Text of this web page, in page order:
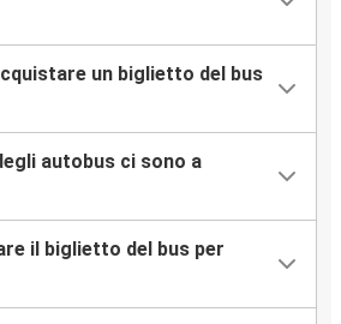
un biglietto del bus
autobus ci sono a
il biglietto del bus per